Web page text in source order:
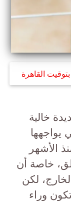
بتوقيت القاهرة
خالية
يواجهها
الأشهر
خاصة أن
لكن
وراء